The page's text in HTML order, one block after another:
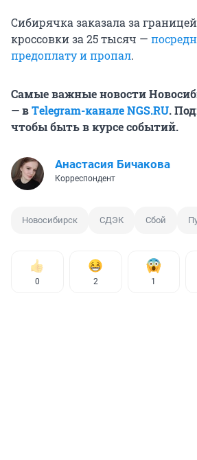
Сибирячка заказала за
кроссовки за 25 тысяч —
предоплату и пропал.
Самые важные новости
— вТelegram-канале NGS.RU.
чтобы быть в курсе событий.
Анастасия Бичакова
Корреспондент
Новосибирск СДЭК Сбой
0 2 1